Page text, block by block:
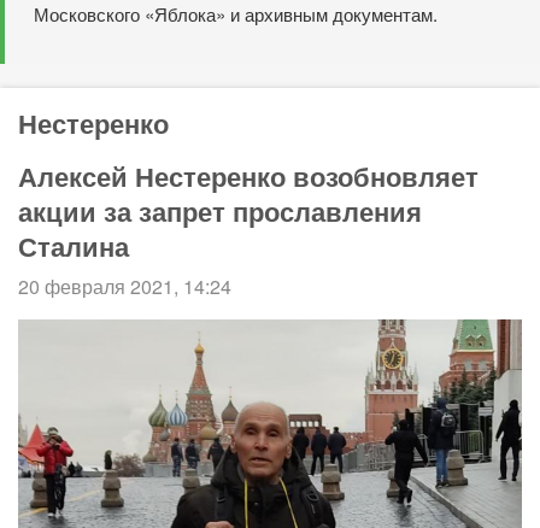
Московского «Яблока» и архивным документам.
Нестеренко
Алексей Нестеренко возобновляет
акции за запрет прославления
Сталина
20 февраля 2021, 14:24